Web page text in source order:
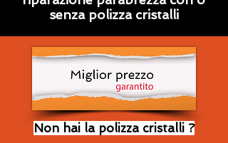
senza polizza cristalli
Non hai la polizza cristalli ?